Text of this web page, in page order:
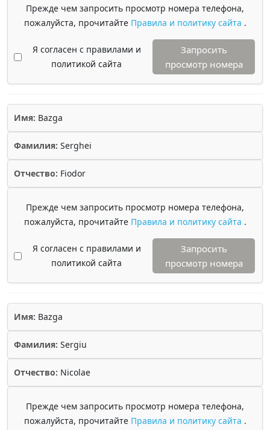
Прежде чем запросить просмотр номера телефона,
пожалуйста, прочитайте Правила и политику сайта .
Я согласен с правилами и
политикой сайта
Запросить
просмотр номера
Имя: Bazga
Фамилия: Serghei
Отчество: Fiodor
Прежде чем запросить просмотр номера телефона,
пожалуйста, прочитайте Правила и политику сайта .
Я согласен с правилами и
политикой сайта
Запросить
просмотр номера
Имя: Bazga
Фамилия: Sergiu
Отчество: Nicolae
Прежде чем запросить просмотр номера телефона,
пожалуйста, прочитайте Правила и политику сайта .